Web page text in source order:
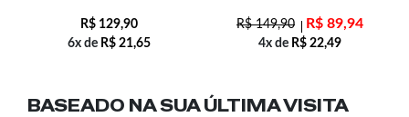
R$ 129,90
6x de R$ 21,65
R$149,90 R$ 89,94
4x de R$ 22,49
BASEADO NA SUAÚLTIMA VISITA